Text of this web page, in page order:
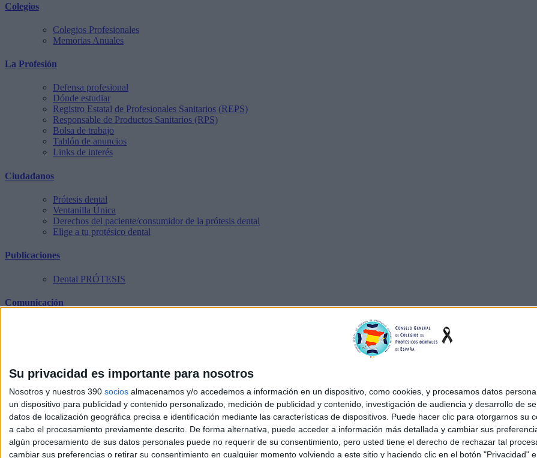
Su privacidad es importante para nosotros
Nosotros y nuestros 390 socios almacenamos y/o accedemos a información en un dispositivo, como cookies, y procesamos datos
un dispositivo para publicidad y contenido personalizado, medición de publicidad y contenido, investigación de audiencia y desarrollo de
datos de localización geográfica precisa e identificación mediante las características de dispositivos. Puede hacer clic para otorgarnos
a cabo el procesamiento previamente descrito. De forma alternativa, puede acceder a información más detallada y cambiar sus
algún procesamiento de sus datos personales puede no requerir de su consentimiento, pero usted tiene el derecho de rechazar tal
cambiar sus preferencias o retirar su consentimiento en cualquier momento volviendo a este sitio y haciendo clic en el botón "Privacidad"
Colegios
Colegios Profesionales
Memorias Anuales
La Profesión
Defensa profesional
Dónde estudiar
Registro Estatal de Profesionales Sanitarios (REPS)
Responsable de Productos Sanitarios (RPS)
Bolsa de trabajo
Tablón de anuncios
Links de interés
Ciudadanos
Prótesis dental
Ventanilla Única
Derechos del paciente/consumidor de la prótesis dental
Elige a tu protésico dental
Publicaciones
Dental PRÓTESIS
Comunicación
Canal interno de información
Área privada
Portal de Transparencia
Agenda
Eventos